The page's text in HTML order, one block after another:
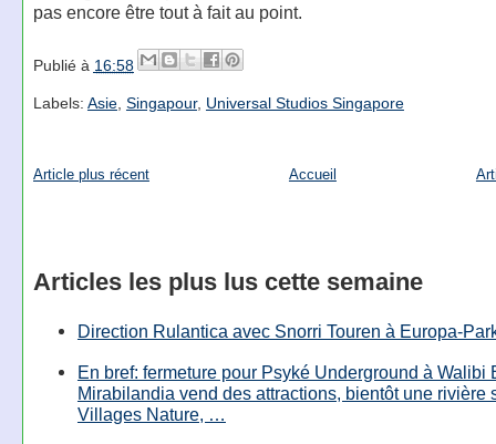
pas encore être tout à fait au point.
Publié à 16:58
Labels: Asie, Singapour, Universal Studios Singapore
Article plus récent Accueil
Articles les plus lus cette semaine
Direction Rulantica avec Snorri Touren à Europa-
En bref: fermeture pour Psyké Underground à Walibi
Mirabilandia vend des attractions, bientôt une rivière
Villages Nature, …